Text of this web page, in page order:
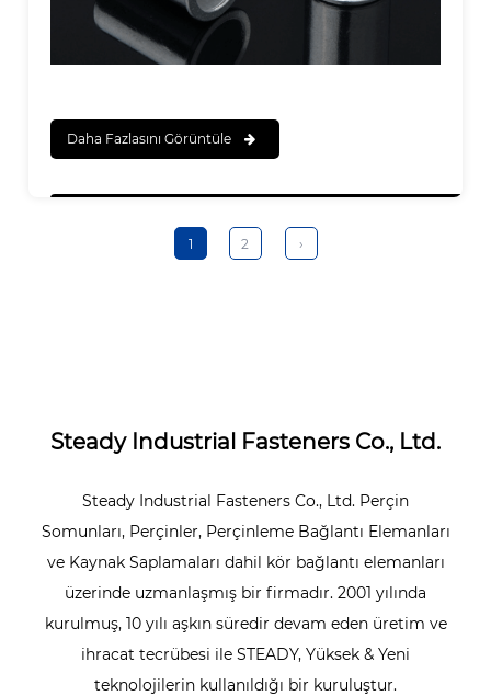
Daha Fazlasını Görüntüle
1 2 ›
Steady Industrial Fasteners Co., Ltd.
Steady Industrial Fasteners Co., Ltd. Perçin
Somunları, Perçinler, Perçinleme Bağlantı Elemanları
ve Kaynak Saplamaları dahil kör bağlantı elemanları
üzerinde uzmanlaşmış bir firmadır. 2001 yılında
kurulmuş, 10 yılı aşkın süredir devam eden üretim ve
ihracat tecrübesi ile STEADY, Yüksek & Yeni
teknolojilerin kullanıldığı bir kuruluştur.